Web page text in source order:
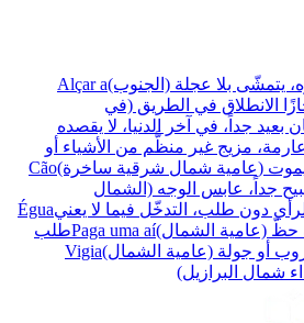
يتمشّى بلا عجلة (الجنوب)Alçar a
الانطلاق في الطريق (في
بعيد جداً، في آخر الدنيا، لا يقصده
مزيج غير منظَّم من الأشياء أو
(عامية شمال شرقية ساخرة)Cão
جداً، عابس الوجه (الشمال
الرأي دون طلب، التدخّل فيما لا يعنيÉgua
حظّ (عامية الشمال)Paga uma aíطلب
أو جولة (عامية الشمال)Vigia
شمال البرازيل)